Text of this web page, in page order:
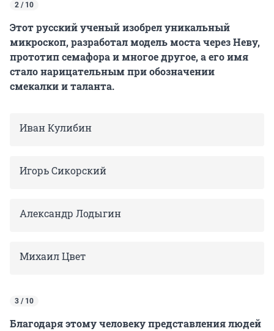
2 / 10
Этот русский ученый изобрел уникальный
микроскоп, разработал модель моста через Неву,
прототип семафора и многое другое, а его имя
стало нарицательным при обозначении
смекалки и таланта.
Иван Кулибин
Игорь Сикорский
Александр Лодыгин
Михаил Цвет
3 / 10
Благодаря этому человеку представления людей